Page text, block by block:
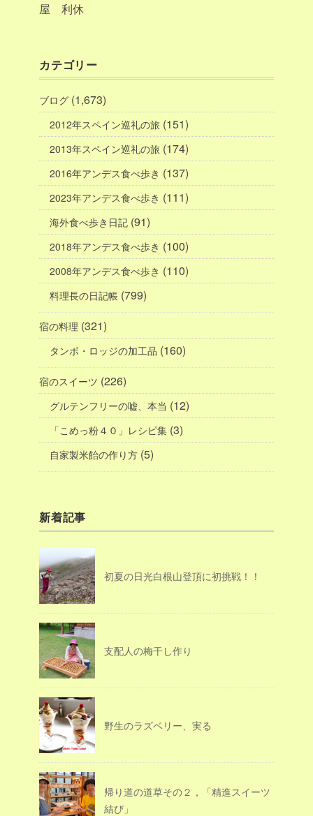
屋 利休
カテゴリー
ブログ (1,673)
2012年スペイン巡礼の旅 (151)
2013年スペイン巡礼の旅 (174)
2016年アンデス食べ歩き (137)
2023年アンデス食べ歩き (111)
海外食べ歩き日記 (91)
2018年アンデス食べ歩き (100)
2008年アンデス食べ歩き (110)
料理長の日記帳 (799)
宿の料理 (321)
タンボ・ロッジの加工品 (160)
宿のスイーツ (226)
グルテンフリーの嘘、本当 (12)
「こめっ粉４０」レシピ集 (3)
自家製米飴の作り方 (5)
新着記事
初夏の日光白根山登頂に初挑戦！！
支配人の梅干し作り
野生のラズベリー、実る
帰り道の道草その２，「精進スイーツ
結び」